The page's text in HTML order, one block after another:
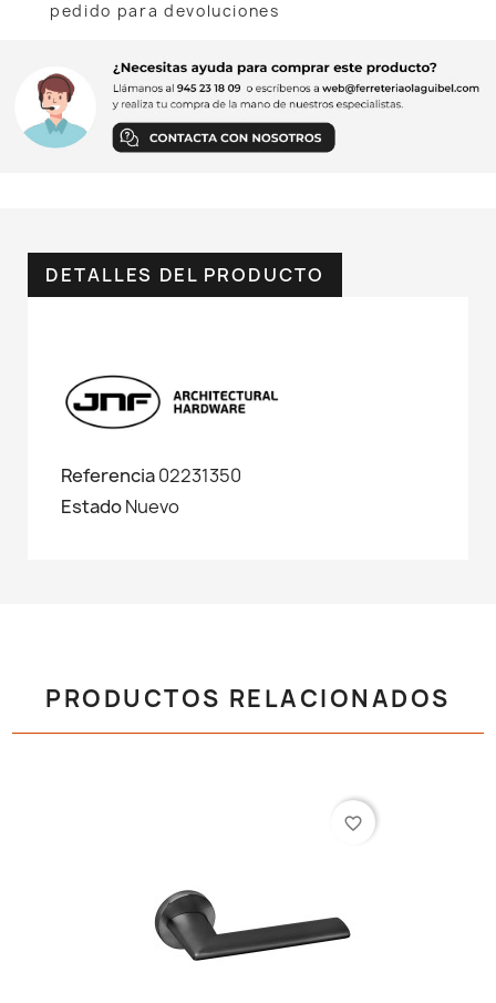
pedido para devoluciones
DETALLES DEL PRODUCTO
Referencia02231350
EstadoNuevo
PRODUCTOS RELACIONADOS
favorite_border